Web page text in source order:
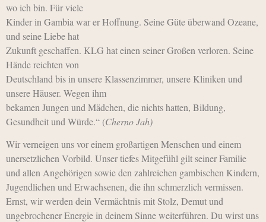
wo ich bin. Für viele
Kinder in Gambia war er Hoffnung. Seine Güte überwand Ozeane,
und seine Liebe hat
Zukunft geschaffen. KLG hat einen seiner Großen verloren. Seine
Hände reichten von
Deutschland bis in unsere Klassenzimmer, unsere Kliniken und
unsere Häuser. Wegen ihm
bekamen Jungen und Mädchen, die nichts hatten, Bildung,
Gesundheit und Würde.“ (Cherno Jah)
Wir verneigen uns vor einem großartigen Menschen und einem
unersetzlichen Vorbild. Unser tiefes Mitgefühl gilt seiner Familie
und allen Angehörigen sowie den zahlreichen gambischen Kindern,
Jugendlichen und Erwachsenen, die ihn schmerzlich vermissen.
Ernst, wir werden dein Vermächtnis mit Stolz, Demut und
ungebrochener Energie in deinem Sinne weiterführen. Du wirst uns